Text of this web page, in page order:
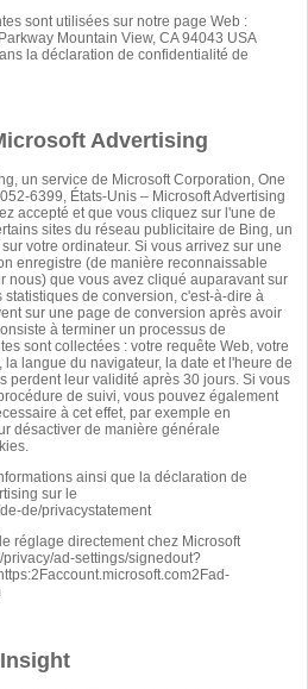
sont utilisées sur notre page Web :
Mountain View, CA 94043 USA
la déclaration de confidentialité de
Advertising
un service de Microsoft Corporation, One
6399, États-Unis – Microsoft Advertising
accepté et que vous cliquez sur l'une de
sites du réseau publicitaire de Bing, un
votre ordinateur. Si vous arrivez sur une
enregistre (de manière reconnaissable
nous) que vous avez cliqué auparavant sur
de conversion, c'est-à-dire à
sur une page de conversion après avoir
à terminer un processus de
sont collectées : votre requête Web, votre
la langue du navigateur, la date et l'heure de
perdent leur validité après 30 jours. Si vous
de suivi, vous pouvez également
à cet effet, par exemple en
désactiver de manière générale
ainsi que la déclaration de
sur le
de/privacystatement
réglage directement chez Microsoft
ad-settings/signedout?